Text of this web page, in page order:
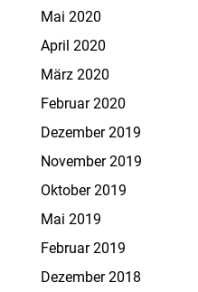
Mai 2020
April 2020
März 2020
Februar 2020
Dezember 2019
November 2019
Oktober 2019
Mai 2019
Februar 2019
Dezember 2018